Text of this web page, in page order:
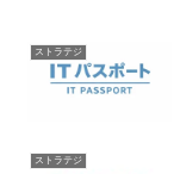
ストラテジ
ストラテジ